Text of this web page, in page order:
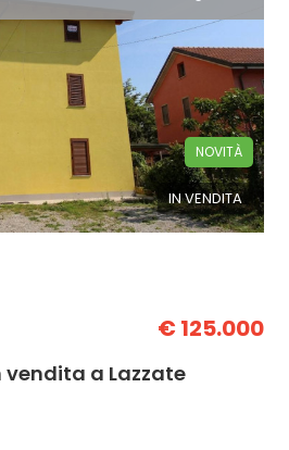
IN VENDITA
NOVITÀ
€ 125.000
a Lazzate